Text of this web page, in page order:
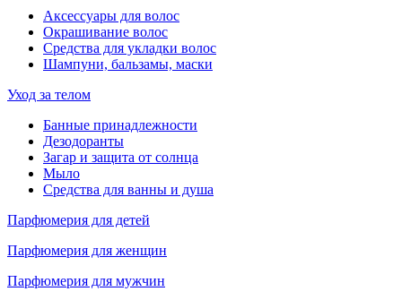
Аксессуары для волос
Окрашивание волос
Средства для укладки волос
Шампуни, бальзамы, маски
Уход за телом
Банные принадлежности
Дезодоранты
Загар и защита от солнца
Мыло
Средства для ванны и душа
Парфюмерия для детей
Парфюмерия для женщин
Парфюмерия для мужчин